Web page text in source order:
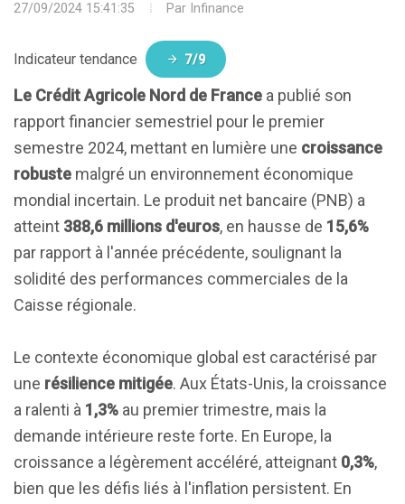
27/09/2024 15:41:35
Par Infinance
Indicateur tendance 7/9
Le Crédit Agricole Nord de France a publié son
rapport financier semestriel pour le premier
semestre 2024, mettant en lumière une croissance
robuste malgré un environnement économique
mondial incertain. Le produit net bancaire (PNB) a
atteint 388,6 millions d'euros, en hausse de 15,6%
par rapport à l'année précédente, soulignant la
solidité des performances commerciales de la
Caisse régionale.
Le contexte économique global est caractérisé par
une résilience mitigée. Aux États-Unis, la croissance
a ralenti à 1,3% au premier trimestre, mais la
demande intérieure reste forte. En Europe, la
croissance a légèrement accéléré, atteignant 0,3%,
bien que les défis liés à l'inflation persistent. En